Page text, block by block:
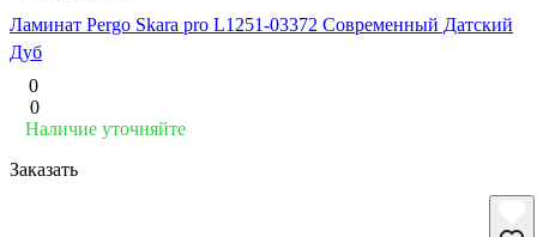
Ламинат Pergo Skara pro L1251-03372 Современный Датский
Дуб
0
0
Наличие уточняйте
Заказать